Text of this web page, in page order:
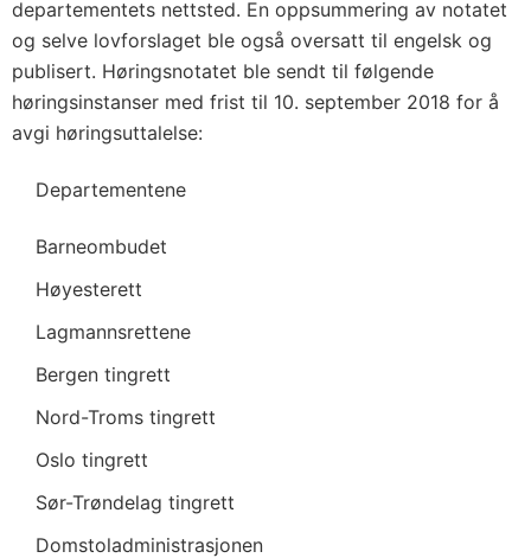
departementets nettsted. En oppsummering av notatet
og selve lovforslaget ble også oversatt til engelsk og
publisert. Høringsnotatet ble sendt til følgende
høringsinstanser med frist til 10. september 2018 for å
avgi høringsuttalelse:
Departementene
Barneombudet
Høyesterett
Lagmannsrettene
Bergen tingrett
Nord-Troms tingrett
Oslo tingrett
Sør-Trøndelag tingrett
Domstoladministrasjonen